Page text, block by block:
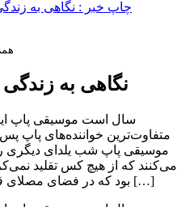
نگاهی به
متفاوت‌ترین خواننده‌های پاپ
موسیقی پاپ شب یلدای دیگری
بود که در فضای مصلای قدس بندرعباس چیزی جز حزن […]